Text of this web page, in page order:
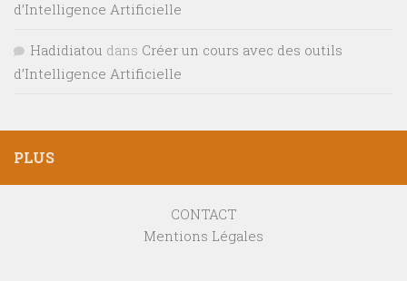
d’Intelligence Artificielle
Hadidiatou dans Créer un cours avec des outils
d’Intelligence Artificielle
PLUS
CONTACT
Mentions Légales